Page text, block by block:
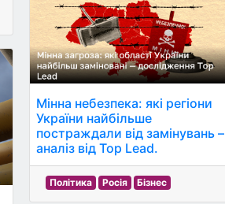
Мінна небезпека: які регіони
України найбільше
постраждали від замінувань –
аналіз від Top Lead.
Політика Росія Бізнес